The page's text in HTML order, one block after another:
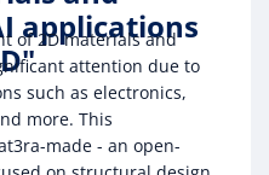
applications
of 2D materials and
attention due to
such as electronics,
more. This
made - an open-